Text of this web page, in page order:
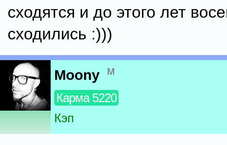
сходятся и до этого лет
сходились :)))
Moony м
Карма 5220
Кэп